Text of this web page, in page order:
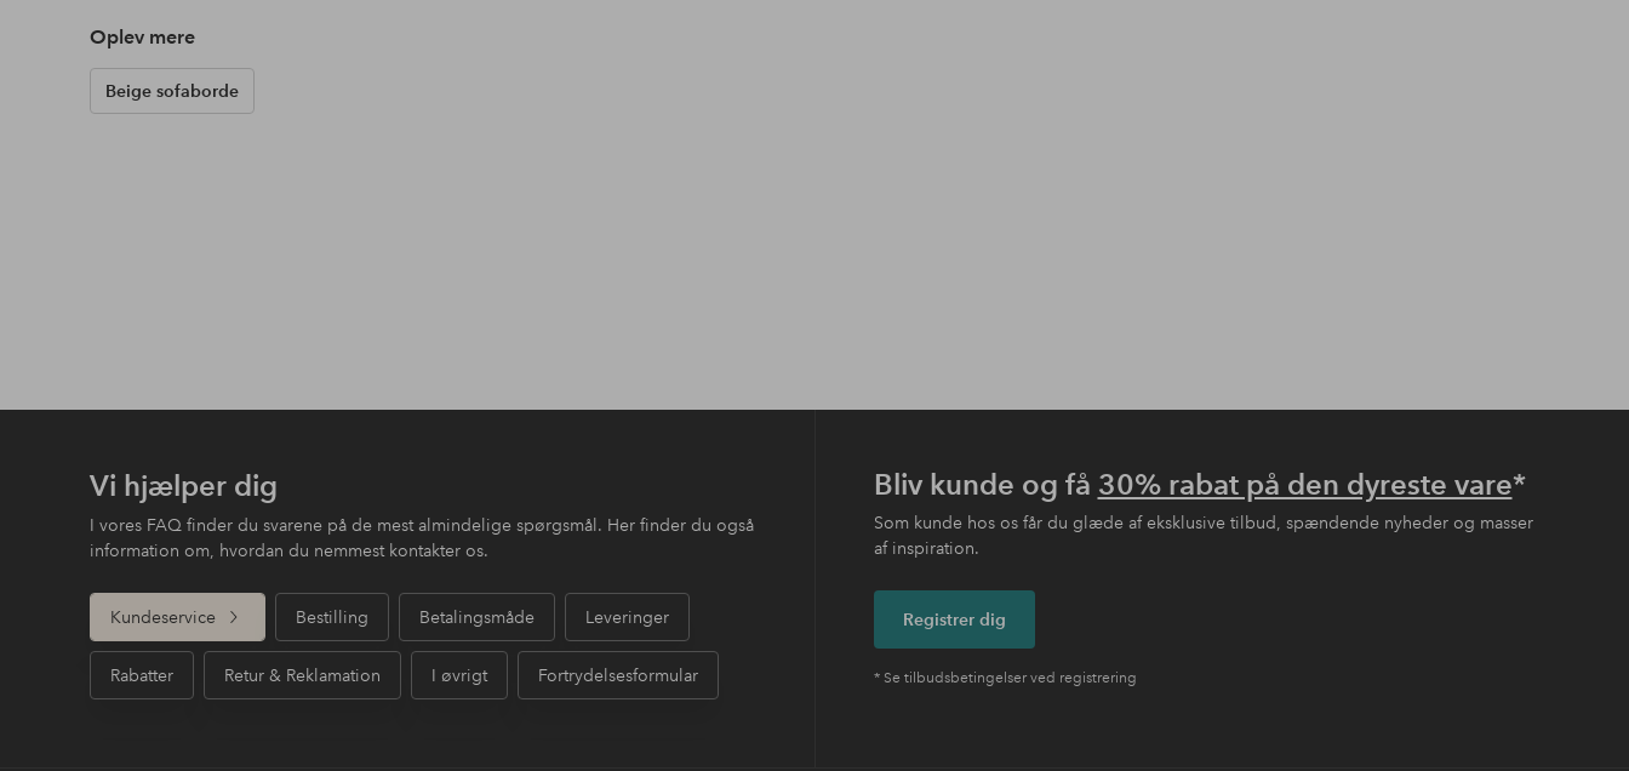
Oplev mere
Beige sofaborde
Vi hjælper dig
I vores FAQ finder du svarene på de mest almindelige spørgsmål. Her finder du også
information om, hvordan du nemmest kontakter os.
Kundeservice Bestilling Betalingsmåde Leveringer
Rabatter Retur & Reklamation I øvrigt Fortrydelsesformular
Bliv kunde og få 30% rabat på den dyreste vare*
Som kunde hos os får du glæde af eksklusive tilbud, spændende nyheder og masser
af inspiration.
Registrer dig
* Se tilbudsbetingelser ved registrering